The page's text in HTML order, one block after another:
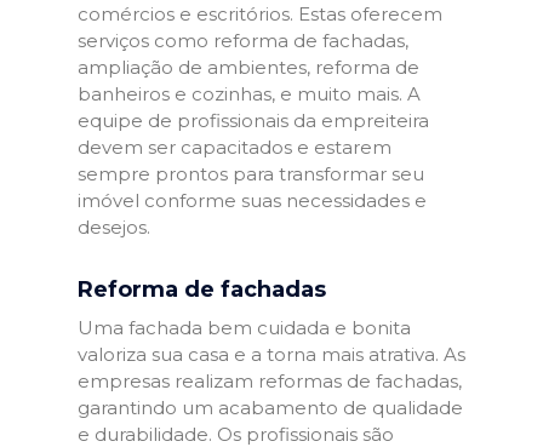
comércios e escritórios. Estas oferecem
serviços como reforma de fachadas,
ampliação de ambientes, reforma de
banheiros e cozinhas, e muito mais. A
equipe de profissionais da empreiteira
devem ser capacitados e estarem
sempre prontos para transformar seu
imóvel conforme suas necessidades e
desejos.
Reforma de fachadas
Uma fachada bem cuidada e bonita
valoriza sua casa e a torna mais atrativa. As
empresas realizam reformas de fachadas,
garantindo um acabamento de qualidade
e durabilidade. Os profissionais são